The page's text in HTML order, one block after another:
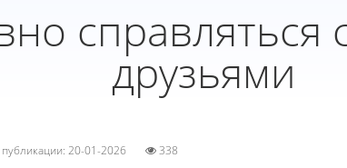
справляться
друзьями
публикации: 20-01-2026 338